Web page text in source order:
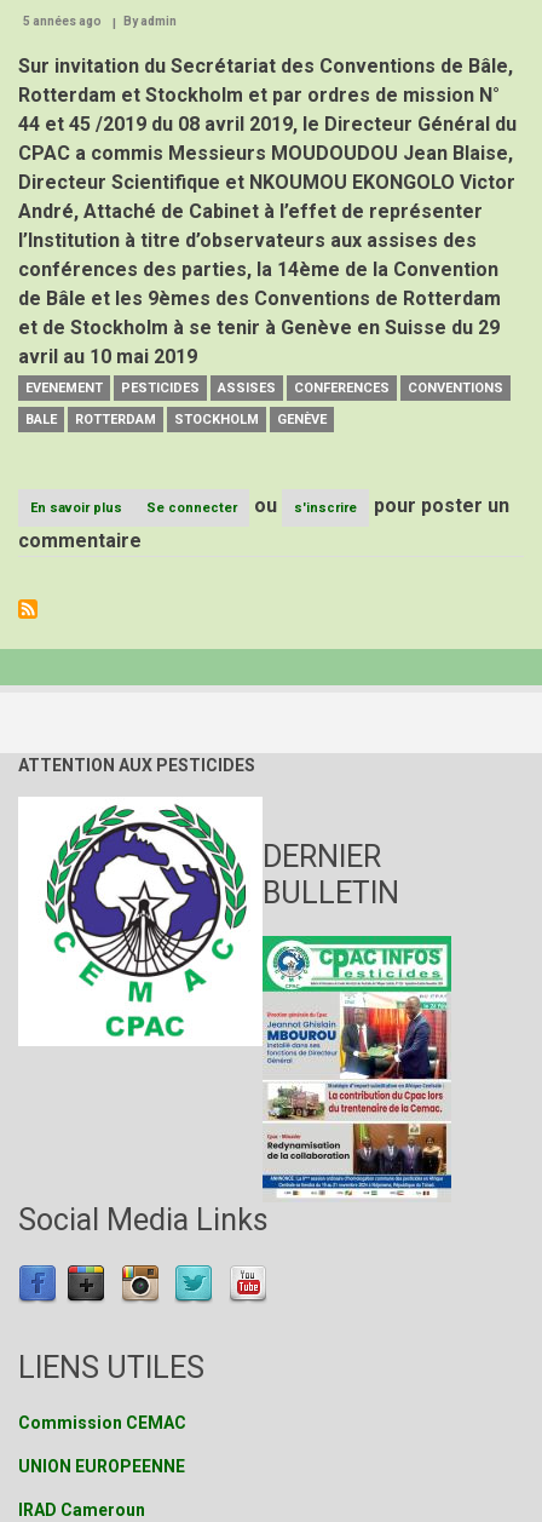
5 années ago Byadmin
Sur invitation du Secrétariat des Conventions de Bâle,
Rotterdam et Stockholm et par ordres de mission N°
44 et 45 /2019 du 08 avril 2019, le Directeur Général du
CPAC a commis Messieurs MOUDOUDOU Jean Blaise,
Directeur Scientifique et NKOUMOU EKONGOLO Victor
André, Attaché de Cabinet à l’effet de représenter
l’Institution à titre d’observateurs aux assises des
conférences des parties, la 14ème de la Convention
de Bâle et les 9èmes des Conventions de Rotterdam
et de Stockholm à se tenir à Genève en Suisse du 29
avril au 10 mai 2019
EVENEMENT PESTICIDES ASSISES CONFERENCES
CONVENTIONS
BALE
ROTTERDAM STOCKHOLM GENÈVE
En savoir plus
ASSISES
DES
CONVENTIONS
Genève,
du
1er
au
10
mai
2019
Se connecter ou s'inscrire
pour poster un
commentaire
ATTENTION AUX PESTICIDES
DERNIER
BULLETIN
Social Media Links
LIENS UTILES
Commission CEMAC
UNION EUROPEENNE
IRAD Cameroun